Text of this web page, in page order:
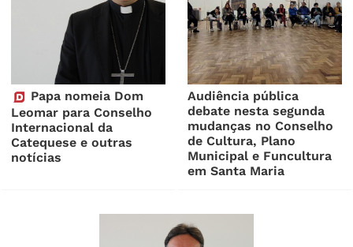
Papa nomeia Dom
Leomar para Conselho
Internacional da
Catequese e outras
notícias
Audiência pública
debate nesta segunda
mudanças no Conselho
de Cultura, Plano
Municipal e Funcultura
em Santa Maria